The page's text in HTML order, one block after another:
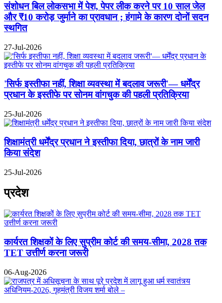
संशोधन बिल लोकसभा में पेश, पेपर लीक करने पर 10 साल जेल
और ₹10 करोड़ जुर्माने का प्रावधान ; हंगामे के कारण दोनों सदन
स्थगित
27-Jul-2026
'सिर्फ इस्तीफा नहीं, शिक्षा व्यवस्था में बदलाव जरूरी'— धर्मेंद्र
प्रधान के इस्तीफे पर सोनम वांगचुक की पहली प्रतिक्रिया
25-Jul-2026
शिक्षामंत्री धर्मेंद्र प्रधान ने इस्तीफा दिया, छात्रों के नाम जारी
किया संदेश
25-Jul-2026
प्रदेश
कार्यरत शिक्षकों के लिए सुप्रीम कोर्ट की समय-सीमा, 2028 तक
TET उत्तीर्ण करना जरूरी
06-Aug-2026